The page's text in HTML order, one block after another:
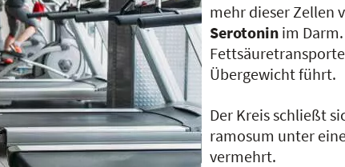
mehr dieser Zellen
Serotonin im
Übergewicht führt.
Der Kreis schließt
ramosum unter
vermehrt.